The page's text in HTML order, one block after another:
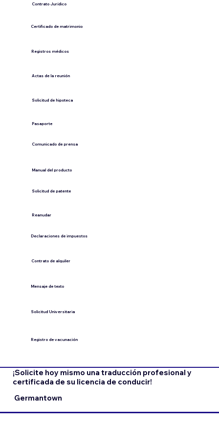
​Contrato Jurídico
Certificado de matrimonio
Registros médicos
Actas de la reunión
Solicitud de hipoteca
Pasaporte
Comunicado de prensa
​Manual del producto
​Solicitud de patente
Contrato de alquiler
​Reanudar
Declaraciones de impuestos
​Mensaje de texto
​Solicitud Universitaria
Registro de vacunación
¡Solicite hoy mismo una traducción profesional y
certificada de su licencia de conducir!
Germantown